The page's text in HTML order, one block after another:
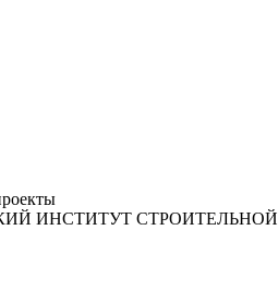
ИНСТИТУТ